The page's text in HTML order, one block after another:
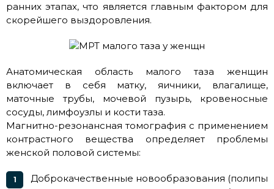
ранних этапах, что является главным фактором для
скорейшего выздоровления.
Анатомическая область малого таза женщин
включает в себя матку, яичники, влагалище,
маточные трубы, мочевой пузырь, кровеносные
сосуды, лимфоузлы и кости таза.
Магнитно-резонансная томография с применением
контрастного вещества определяет проблемы
женской половой системы:
Доброкачественные новообразования (полипы